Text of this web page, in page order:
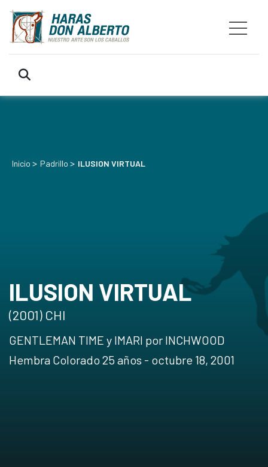
Inicio > Padrillo > ILUSION VIRTUAL
ILUSION VIRTUAL
(2001) CHI
GENTLEMAN TIME y IMARI por INCHWOOD
Hembra Colorado 25 años - octubre 18, 2001